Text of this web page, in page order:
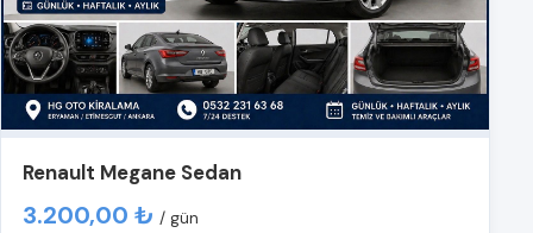
Renault Megane Sedan
3.200,00 ₺ / gün